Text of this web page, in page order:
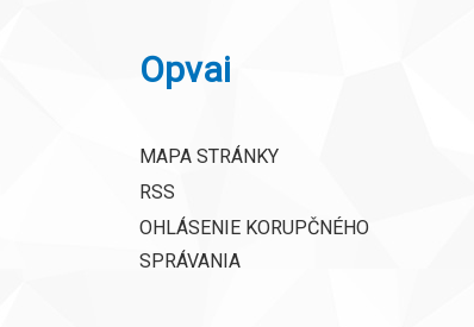
Opvai
MAPA STRÁNKY
RSS
OHLÁSENIE KORUPČNÉHO
SPRÁVANIA